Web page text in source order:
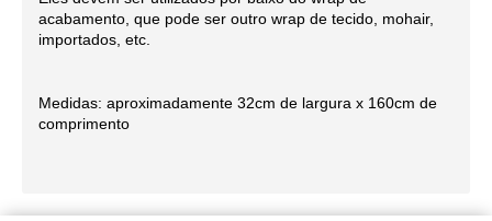
acabamento, que pode ser outro wrap de tecido, mohair,
importados, etc.
Medidas: aproximadamente 32cm de largura x 160cm de
comprimento